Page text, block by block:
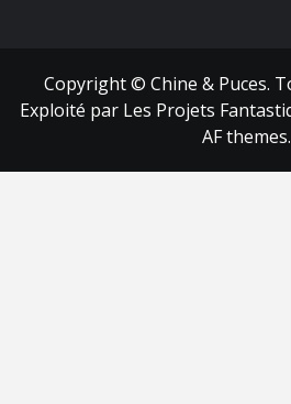
Copyright © Chine & Puces.
Exploité par Les Projets
AF themes.